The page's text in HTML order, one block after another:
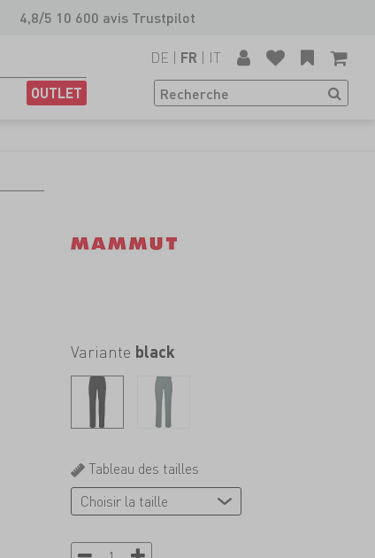
4,8/5 10 600 avis Trustpilot
OUTLET
DE | FR | IT
Variante black
Tableau des tailles